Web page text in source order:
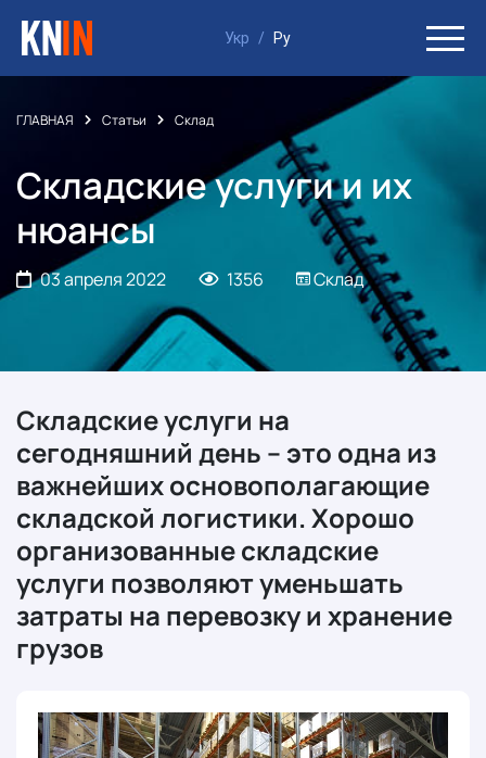
Укр / Ру
ГЛАВНАЯ Статьи Склад
Складские услуги и их
нюансы
03 апреля 2022 1356 Склад
Складские услуги на
сегодняшний день – это одна из
важнейших основополагающие
складской логистики. Хорошо
организованные складские
услуги позволяют уменьшать
затраты на перевозку и хранение
грузов